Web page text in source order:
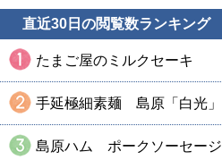
直近30日の閲覧数ランキング
たまご屋のミルクセーキ
手延極細素麺 島原「白光」
島原ハム ポークソーセージ